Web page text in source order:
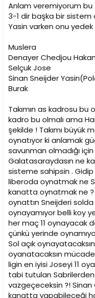
Anlam veremiyorum bu
3-1 dir başka bir sistem
Yasin varken onu yedek
Muslera
Denayer Chedjou
Selçuk Jose
Sinan Sneijder
Burak
Takımın as kadrosu
kadro bu olmalı ama
şekilde ! Takımı büyük
oynatıyor ki anlamak
savunman olmadığı
Galatasaraydasın ne
sisteme sahipsin . Gidip
liberoda oynatmak ne
kanatta oynatmak ne
oynattın Sneijderi
oynayamıyor belli koy
her maç 11 oynayacak
çünkü yerinde
Sol açık
oyanatacaksın
ligin en iyisi Joseyi 11
tabi tutulan
vazgeçeceksin ?!
kanatta yapabileceği